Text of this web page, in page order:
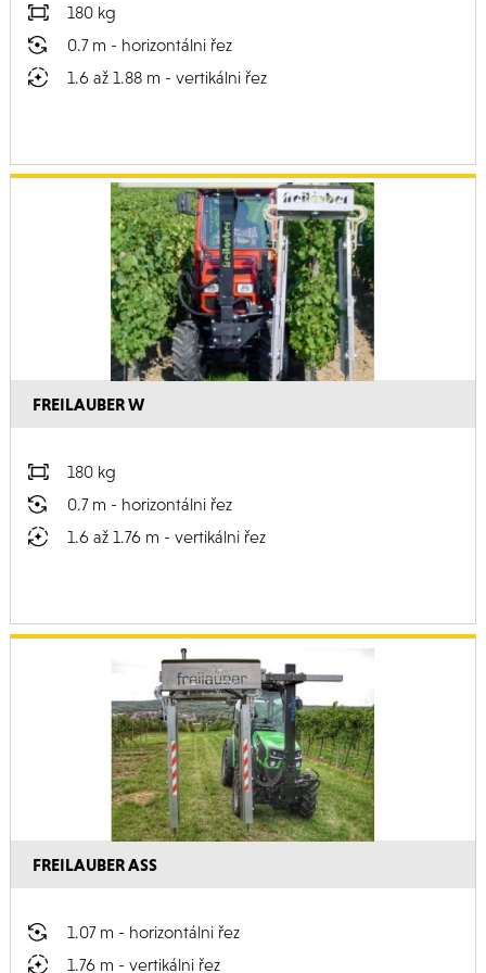
180 kg
0.7 m - horizontálni řez
1.6 až 1.88 m - vertikálni řez
FREILAUBER W
180 kg
0.7 m - horizontálni řez
1.6 až 1.76 m - vertikálni řez
FREILAUBER ASS
1.07 m - horizontálni řez
1.76 m - vertikálni řez